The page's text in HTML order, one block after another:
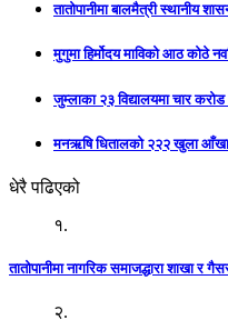
तातोपानीमा बालमैत्री स्थानीय
मुगुमा हिर्मोदय माविको आठ कोठे
जुम्लाका २३ विद्यालयमा चार
मनऋषि धितालको २२२ खुला
धेरै पढिएको
१.
तातोपानीमा नागरिक समाजद्धारा शाखा र
२.